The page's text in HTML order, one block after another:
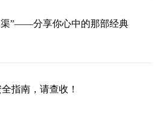
渠”——分享你心中的那部经典
指南，请查收！